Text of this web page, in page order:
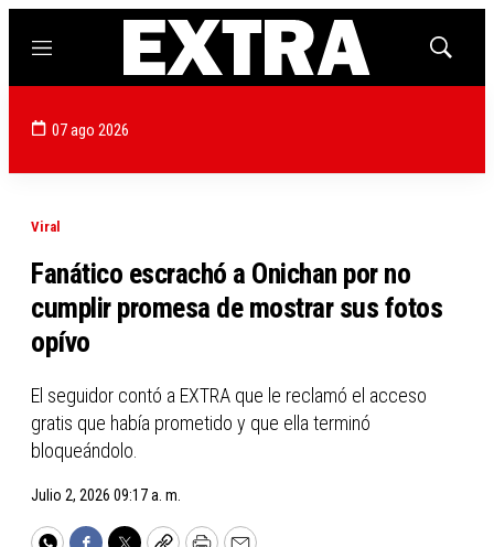
Menú
Mostrar
07 ago 2026
Viral
Fanático escrachó a Onichan por no
cumplir promesa de mostrar sus fotos
opívo
El seguidor contó a EXTRA que le reclamó el acceso
gratis que había prometido y que ella terminó
bloqueándolo.
Julio 2, 2026 09:17 a. m.